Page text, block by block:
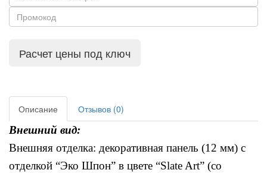
Расчет цены под ключ
Описание Отзывов (0)
Внешний вид:
Внешняя отделка: декоративная панель (12 мм) с
отделкой “Эко Шпон” в цвете “Slate Art” (со